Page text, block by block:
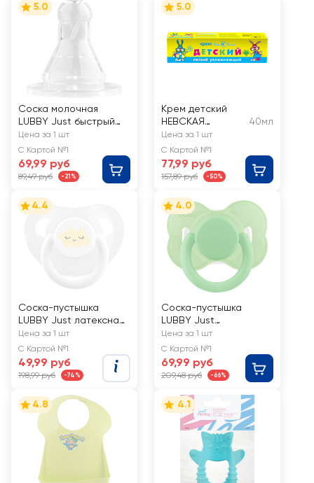
5.0
Соска молочная
LUBBY Just быстрый
поток, силиконовая, с
6 месяцев, Арт. 13965
Цена за 1 шт
С Картой №1
69,99 руб
89,49 руб -21%
5.0
Крем детский
НЕВСКАЯ
КОСМЕТИКА
Легкий,
увлажняющий
40мл
40мл
Цена за 1 шт
С Картой №1
77,99 руб
157,89 руб -50%
4.4
Соска-пустышка
LUBBY Just латексная
со скошенным соском,
с 6 месяцев, Арт.
27542/24
Цена за 1 шт
С Картой №1
49,99 руб
198,99 руб -74%
4.0
Соска-пустышка
LUBBY Just
силиконовая с
классическим соском
и колпачком, с 0
месяцев/с 6
месяцев,Арт.
15923/15924
Цена за 1 шт
С Картой №1
69,99 руб
209,48 руб -66%
4.8 4.1